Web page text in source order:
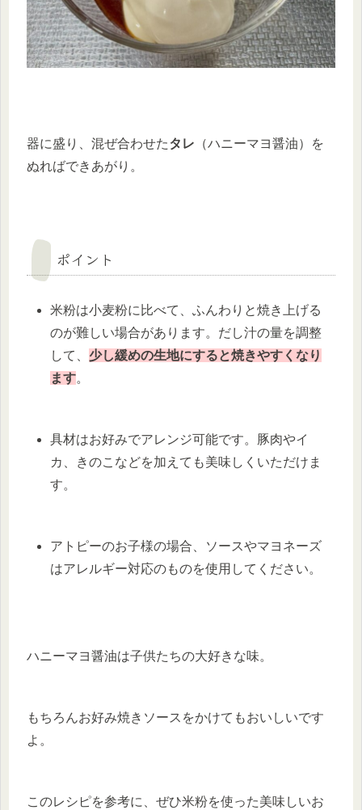
器に盛り、混ぜ合わせたタレ （ハニーマヨ醤油）を
ぬればできあがり。
ポイント
米粉は小麦粉に比べて、ふんわりと焼き上げる
のが難しい場合があります。だし汁の量を調整
して、 少し緩めの生地にすると焼きやすくなり
ます。
具材はお好みでアレンジ可能です。豚肉やイ
カ、きのこなどを加えても美味しくいただけま
す。
アトピーのお子様の場合、ソースやマヨネーズ
はアレルギー対応のものを使用してください。
ハニーマヨ醤油は子供たちの大好きな味。
もちろんお好み焼きソースをかけてもおいしいです
よ。
このレシピを参考に、ぜひ米粉を使った美味しいお